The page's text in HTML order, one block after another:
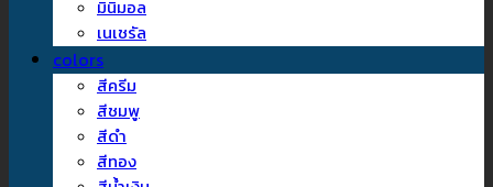
มินิมอล
เนเชรัล
colors
สีครีม
สีชมพู
สีดำ
สีทอง